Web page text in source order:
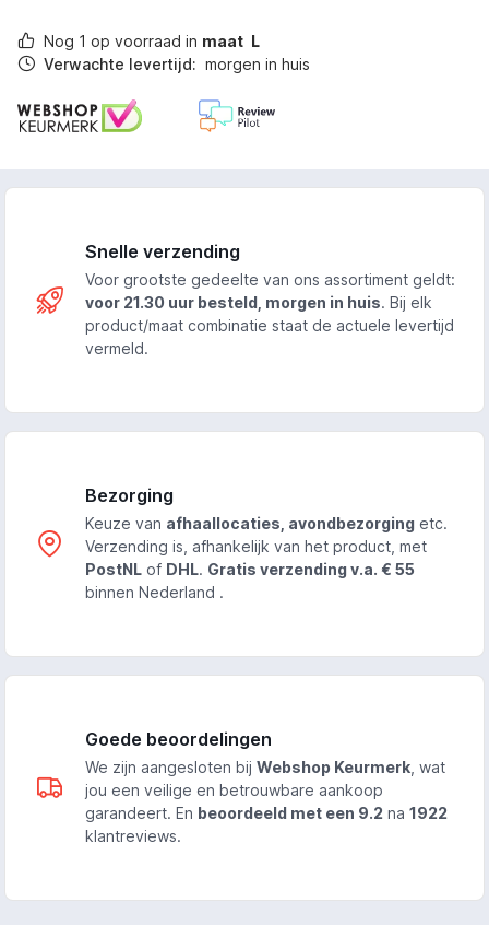
Nog 1 op voorraad in maat L
Verwachte levertijd: morgen in huis
Snelle verzending
Voor grootste gedeelte van ons assortiment geldt:
voor 21.30 uur besteld, morgen in huis. Bij elk
product/maat combinatie staat de actuele levertijd
vermeld.
Bezorging
Keuze van afhaallocaties, avondbezorging etc.
Verzending is, afhankelijk van het product, met
PostNL of DHL. Gratis verzending v.a. € 55
binnen Nederland .
Goede beoordelingen
We zijn aangesloten bij Webshop Keurmerk , wat
jou een veilige en betrouwbare aankoop
garandeert. En beoordeeld met een 9.2 na 1922
klantreviews.